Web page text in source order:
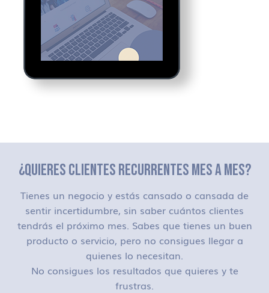
¿QUIERES CLIENTES RECURRENTES MES A MES?
Tienes un negocio y estás cansado o cansada de
sentir incertidumbre, sin saber cuántos clientes
tendrás el próximo mes. Sabes que tienes un buen
producto o servicio, pero no consigues llegar a
quienes lo necesitan.
No consigues los resultados que quieres y te
frustras.